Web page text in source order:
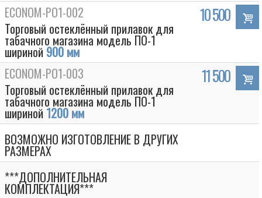
ECONOM-PO1-002
Торговый остеклённый прилавок для
табачного магазина модель ПО-1
шириной 900 мм
10 500
ECONOM-PO1-003
Торговый остеклённый прилавок для
табачного магазина модель ПО-1
шириной 1200 мм
11 500
ВОЗМОЖНО ИЗГОТОВЛЕНИЕ В ДРУГИХ
РАЗМЕРАХ
***ДОПОЛНИТЕЛЬНАЯ
КОМПЛЕКТАЦИЯ***